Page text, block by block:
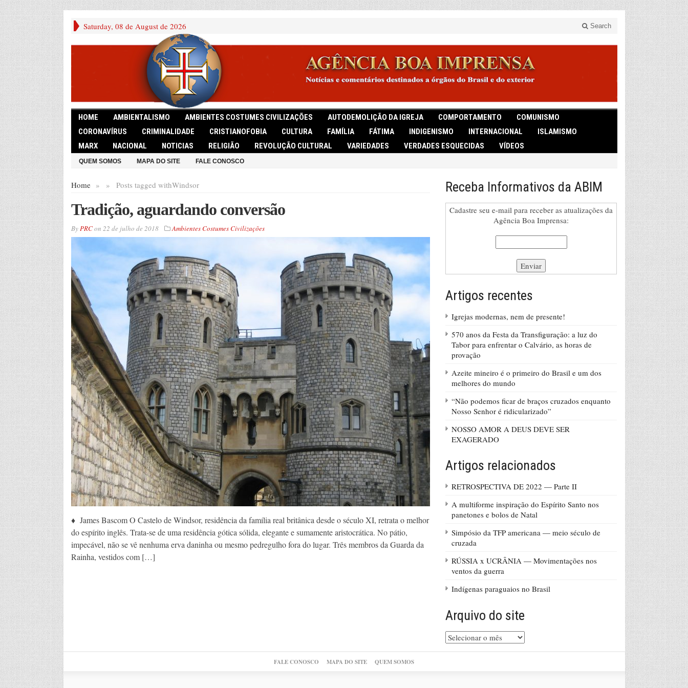
Saturday, 08 de August de 2026 Search
HOME AMBIENTALISMO AMBIENTES COSTUMES CIVILIZAÇÕES AUTODEMOLIÇÃO DA IGREJA COMPORTAMENTO
COMUNISMO
CORONAVÍRUS
CRIMINALIDADE CRISTIANOFOBIA CULTURA FAMÍLIA FÁTIMA INDIGENISMO INTERNACIONAL
ISLAMISMO
MARX
NACIONAL NOTICIAS RELIGIÃO REVOLUÇÃO CULTURAL VARIEDADES VERDADES ESQUECIDAS VÍDEOS
QUEM SOMOS MAPA DO SITE FALE CONOSCO
Home » Posts tagged with
» Windsor
Tradição, aguardando conversão
ByPRCon 22 de julho de 2018 Ambientes Costumes Civilizações
♦ James Bascom O Castelo de Windsor, residência da família real britânica desde o século XI, retrata o melhor
do espírito inglês. Trata-se de uma residência gótica sólida, elegante e sumamente aristocrática. No pátio,
impecável, não se vê nenhuma erva daninha ou mesmo pedregulho fora do lugar. Três membros da Guarda da
Rainha, vestidos com […]
Receba Informativos da ABIM
Cadastre seu e-mail para receber as atualizações da
Agência Boa Imprensa:
Artigos recentes
Igrejas modernas, nem de presente!
570 anos da Festa da Transfiguração: a luz do
Tabor para enfrentar o Calvário, as horas de
provação
Azeite mineiro é o primeiro do Brasil e um dos
melhores do mundo
“Não podemos ficar de braços cruzados enquanto
Nosso Senhor é ridicularizado”
NOSSO AMOR A DEUS DEVE SER
EXAGERADO
Artigos relacionados
RETROSPECTIVA DE 2022 — Parte II
A multiforme inspiração do Espírito Santo nos
panetones e bolos de Natal
Simpósio da TFP americana — meio século de
cruzada
RÚSSIA x UCRÂNIA — Movimentações nos
ventos da guerra
Indígenas paraguaios no Brasil
Arquivo do site
Arquivo
do
FALE CONOSCO MAPA DO SITE QUEM SOMOS